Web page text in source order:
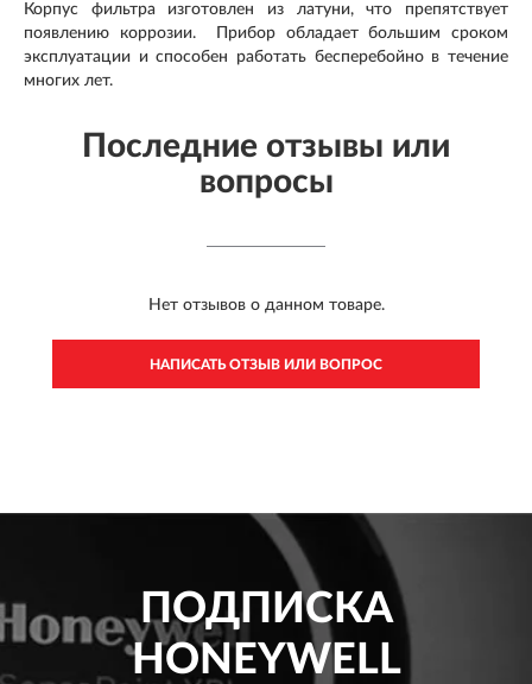
Корпус фильтра изготовлен из латуни, что препятствует
появлению коррозии. Прибор обладает большим сроком
эксплуатации и способен работать бесперебойно в течение
многих лет.
Последние отзывы или
вопросы
Нет отзывов о данном товаре.
НАПИСАТЬ ОТЗЫВ ИЛИ ВОПРОС
ПОДПИСКА
HONEYWELL